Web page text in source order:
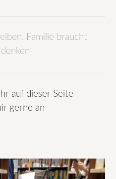
Familie braucht
auf dieser Seite
gerne an